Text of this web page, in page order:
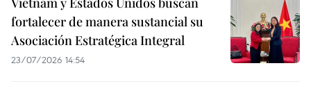
fortalecer de manera sustancial su
Asociación Estratégica Integral
23/07/2026 14:54